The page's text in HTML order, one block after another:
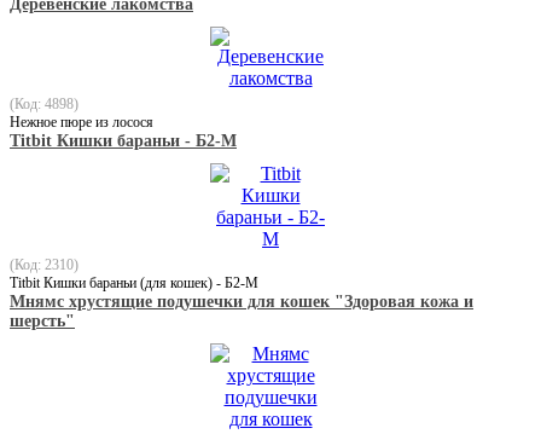
Деревенские лакомства
(Код: 4898)
Нежное пюре из лосося
Titbit Кишки бараньи - Б2-M
(Код: 2310)
Titbit Кишки бараньи (для кошек) - Б2-M
Мнямс хрустящие подушечки для кошек "Здоровая кожа и
шерсть"